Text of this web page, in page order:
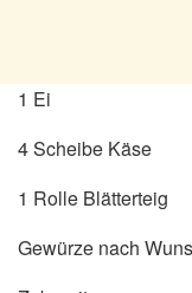
1 Ei
4 Scheibe Käse
1 Rolle Blätterteig
Gewürze nach